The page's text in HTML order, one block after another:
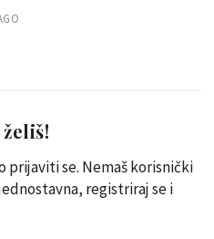
se. Nemaš korisnički
registriraj se i